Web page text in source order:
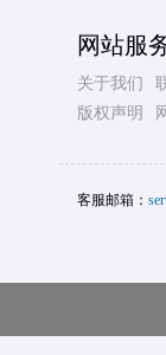
网站服
关于我们
版权声明
客服邮箱：